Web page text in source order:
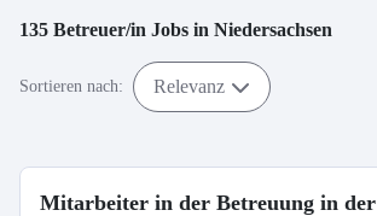
135 Betreuer/in Jobs in Niedersachsen
Sortieren nach: Relevanz
Mitarbeiter in der Betreuung in der